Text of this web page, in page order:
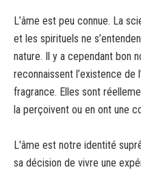
L’âme est peu connue. La
et les spirituels ne
nature. Il y a cependant bon
reconnaissent l’existence de
fragrance. Elles sont
la perçoivent ou en ont une
L'âme est notre identité
sa décision de vivre une